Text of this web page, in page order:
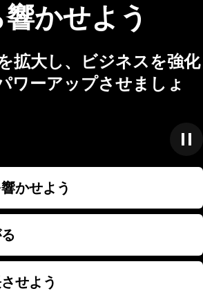
かせよう
拡大し、ビジネスを強化
ワーアップさせましょ
かせよう
かせよう
せよう
せよう